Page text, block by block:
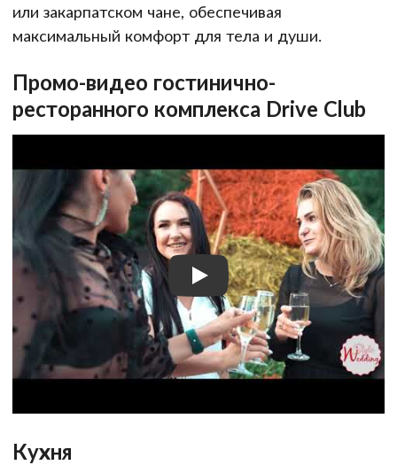
или закарпатском чане, обеспечивая
максимальный комфорт для тела и души.
Промо-видео гостинично-
ресторанного комплекса Drive Club
Кухня